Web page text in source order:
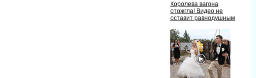
Королева вагона
отожгла! Видео не
оставит равнодушным